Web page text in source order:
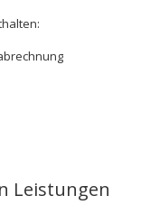
Leistungen